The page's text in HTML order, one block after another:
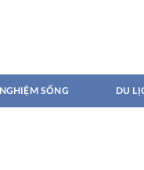
SỐNG DU